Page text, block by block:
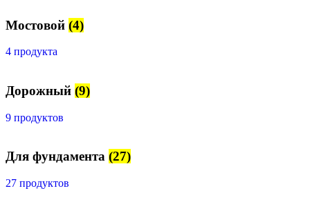
Мостовой (4)
4 продукта
Дорожный (9)
9 продуктов
Для фундамента (27)
27 продуктов